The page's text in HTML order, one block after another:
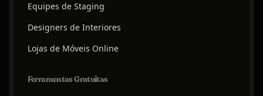
Equipes de Staging
Designers de Interiores
Lojas de Móveis Online
Ferramentas Gratuitas